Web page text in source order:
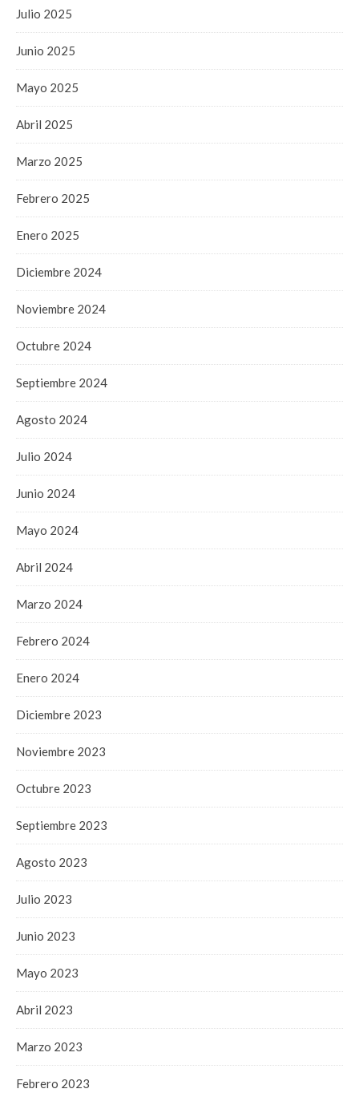
Julio 2025
Junio 2025
Mayo 2025
Abril 2025
Marzo 2025
Febrero 2025
Enero 2025
Diciembre 2024
Noviembre 2024
Octubre 2024
Septiembre 2024
Agosto 2024
Julio 2024
Junio 2024
Mayo 2024
Abril 2024
Marzo 2024
Febrero 2024
Enero 2024
Diciembre 2023
Noviembre 2023
Octubre 2023
Septiembre 2023
Agosto 2023
Julio 2023
Junio 2023
Mayo 2023
Abril 2023
Marzo 2023
Febrero 2023